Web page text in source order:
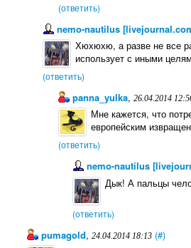
(ответить)
nemo-nautilus
Хюхюхю, а разве не все
использует с иными
(ответить)
panna_yulka, 26.04.2014
Мне кажется, что
европейским
(ответить)
nemo-nautilus
Дык! А пальцы
(ответить)
pumagold, 24.04.2014 18:13 (#)